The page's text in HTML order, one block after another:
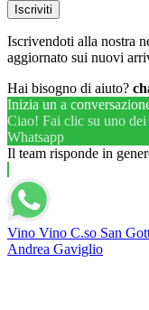
Iscrivendoti alla nostra
aggiornato sui nuovi
Hai bisogno di aiuto?
Inizia un a
Ciao! Fai clic su uno dei
Whatsapp
Il team risponde in
Vino Vino C.so San
Andrea Gaviglio